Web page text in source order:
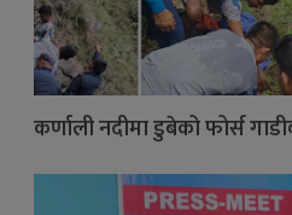
कर्णाली नदीमा डुबेको फोर्स